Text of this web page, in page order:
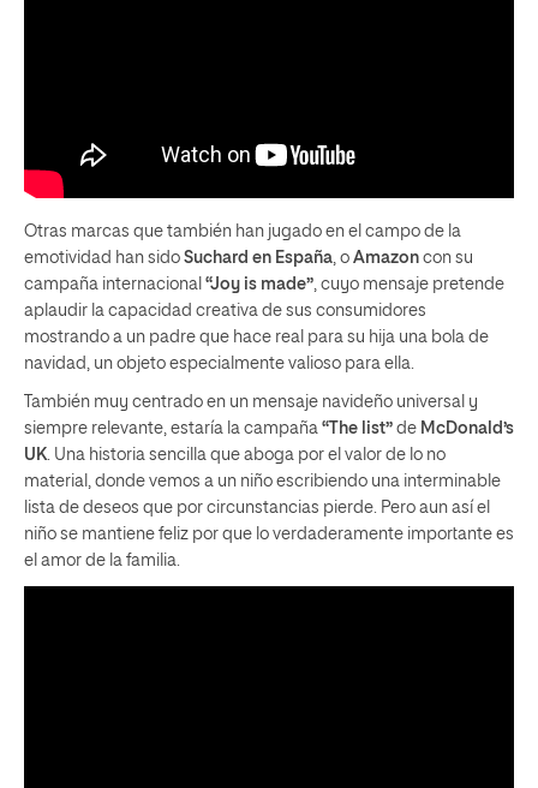
Otras marcas que también han jugado en el campo de la
emotividad han sido Suchard en España , o Amazon con su
campaña internacional “Joy is made” , cuyo mensaje pretende
aplaudir la capacidad creativa de sus consumidores
mostrando a un padre que hace real para su hija una bola de
navidad, un objeto especialmente valioso para ella.
También muy centrado en un mensaje navideño universal y
siempre relevante, estaría la campaña “The list” de McDonald’s
UK . Una historia sencilla que aboga por el valor de lo no
material, donde vemos a un niño escribiendo una interminable
lista de deseos que por circunstancias pierde. Pero aun así el
niño se mantiene feliz por que lo verdaderamente importante es
el amor de la familia.